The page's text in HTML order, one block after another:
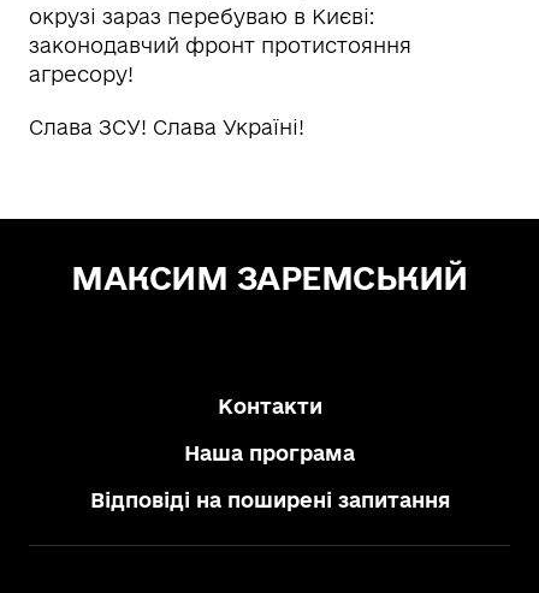
окрузі зараз перебуваю в Києві:
законодавчий фронт протистояння
агресору!
Слава ЗСУ! Слава Україні!
МАКСИМ ЗАРЕМСЬКИЙ
Контакти
Наша програма
Відповіді на поширені запитання